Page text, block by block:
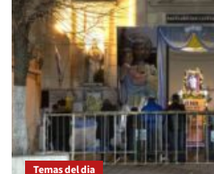
Temas del dia